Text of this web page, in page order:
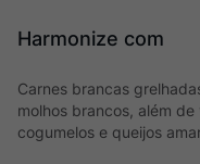
Harmonize com
Carnes brancas
molhos brancos, além
cogumelos e queijos